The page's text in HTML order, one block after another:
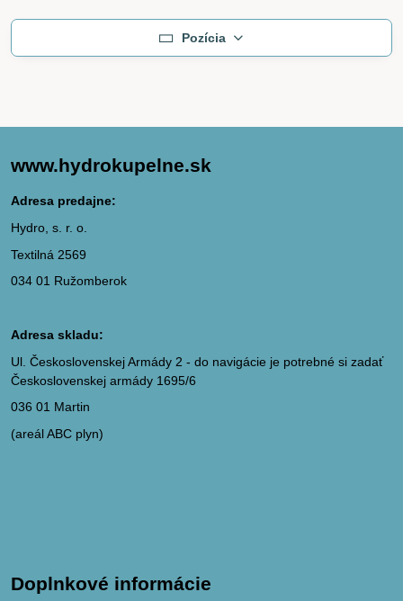
Pozícia
www.hydrokupelne.sk
Adresa predajne:
Hydro, s. r. o.
Textilná 2569
034 01 Ružomberok
Adresa skladu:
Ul. Československej Armády 2 - do navigácie je potrebné si zadať
Československej armády 1695/6
036 01 Martin
(areál ABC plyn)
Doplnkové informácie